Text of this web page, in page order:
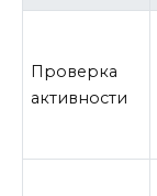
Проверка
активности